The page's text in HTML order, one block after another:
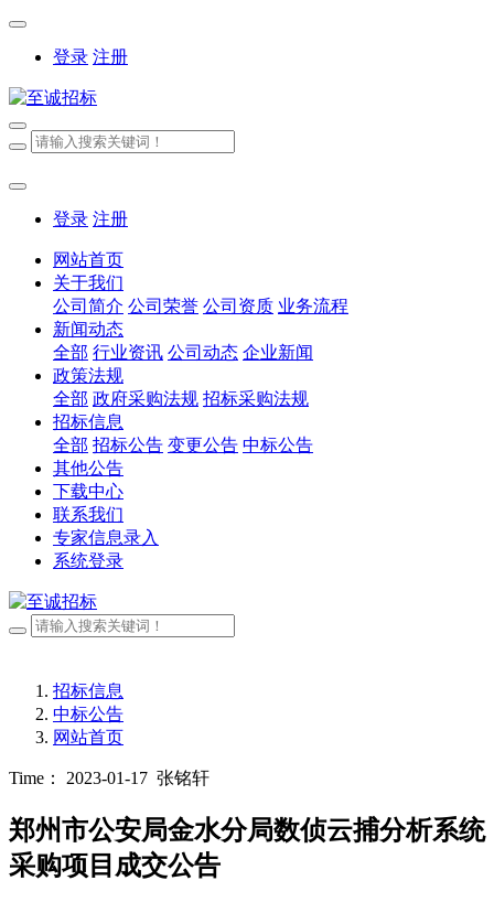
登录 注册
登录 注册
网站首页
关于我们
公司简介 公司荣誉 公司资质 业务流程
新闻动态
全部 行业资讯 公司动态 企业新闻
政策法规
全部 政府采购法规 招标采购法规
招标信息
全部 招标公告 变更公告 中标公告
其他公告
下载中心
联系我们
专家信息录入
系统登录
招标信息
中标公告
网站首页
Time： 2023-01-17 张铭轩
郑州市公安局金水分局数侦云捕分析系统
采购项目成交公告